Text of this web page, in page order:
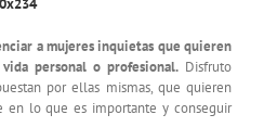
a mujeres inquietas que quieren
personal o profesional. Disfruto
por ellas mismas, que quieren
en lo que es importante y conseguir